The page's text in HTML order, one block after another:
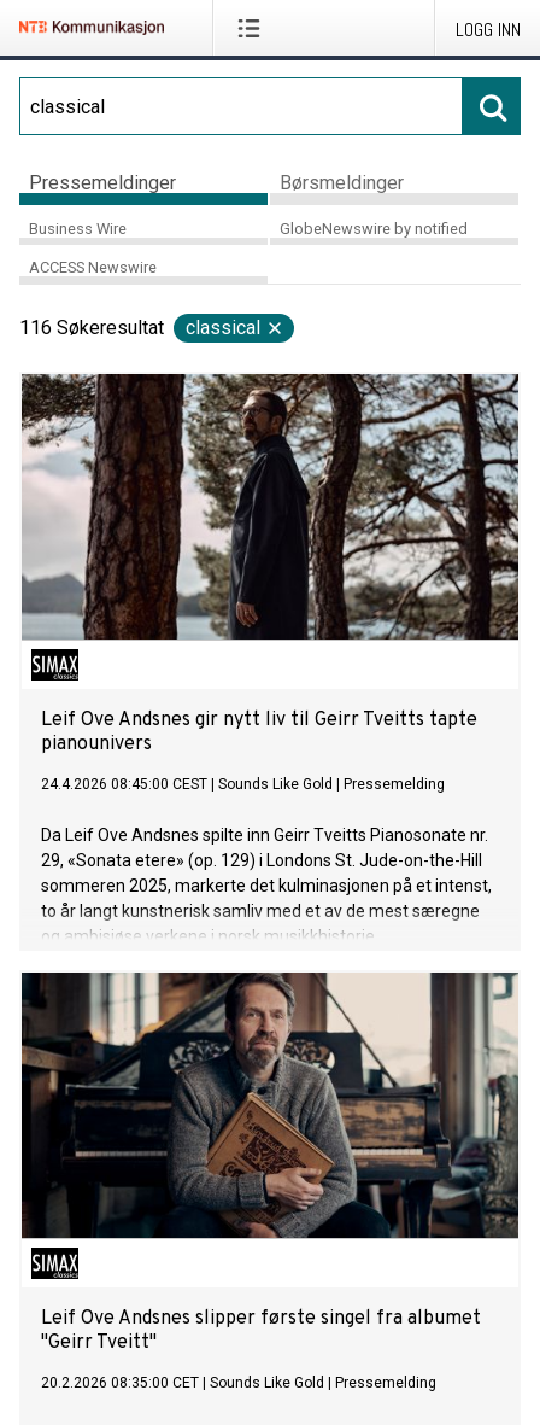
LOGG INN
Pressemeldinger Børsmeldinger
Business Wire GlobeNewswire by notified
ACCESS Newswire
116 Søkeresultat classical
Leif Ove Andsnes gir nytt liv til Geirr Tveitts tapte
pianounivers
24.4.2026 08:45:00 CEST Sounds Like Gold Pressemelding
Da Leif Ove Andsnes spilte inn Geirr Tveitts Pianosonate nr.
29, «Sonata etere» (op. 129) i Londons St. Jude-on-the-Hill
sommeren 2025, markerte det kulminasjonen på et intenst,
to år langt kunstnerisk samliv med et av de mest særegne
og ambisiøse verkene i norsk musikkhistorie.
Leif Ove Andsnes slipper første singel fra albumet
"Geirr Tveitt"
20.2.2026 08:35:00 CET Sounds Like Gold Pressemelding